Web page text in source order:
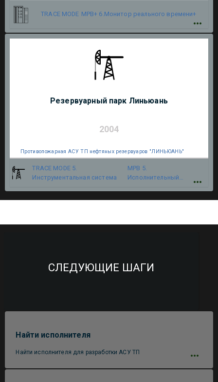
TRACE MODE МРВ+ 6.Монитор реального времени+
Резервуарный парк Линьюань
2004
Противопожарная АСУ ТП нефтяных резервуаров "ЛИНЬЮАНЬ"
TRACE MODE 5.
Инструментальная система
МРВ 5.
Исполнительный
СЛЕДУЮЩИЕ ШАГИ
Найти исполнителя
Найти исполнителя для разработки АСУ ТП